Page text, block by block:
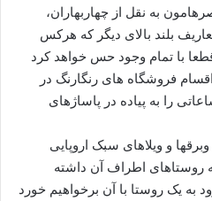
به نقل از چهاربهاران،
بلند بالای دیگر که هرکس
با تمام وجود حس خواهد کرد
فروشگاه های رنگارنگ در
را به پیاده در پاساژهای
و ویلاهای سبک اروپایی
روستاهای اطراف آن داشته
به یک روستا با آن برخواهیم خورد